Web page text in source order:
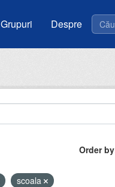
Grupuri Despre
Order by
scoala